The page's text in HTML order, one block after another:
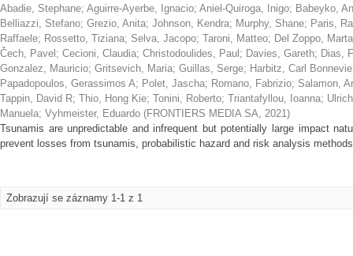
Abadie, Stephane; Aguirre-Ayerbe, Ignacio; Aniel-Quiroga, Inigo; Babeyko,
Belliazzi, Stefano; Grezio, Anita; Johnson, Kendra; Murphy, Shane; Paris,
Raffaele; Rossetto, Tiziana; Selva, Jacopo; Taroni, Matteo; Del Zoppo, Marta
Čech, Pavel ; Cecioni, Claudia; Christodoulides, Paul ; Davies, Gareth; Dias,
Gonzalez, Mauricio; Gritsevich, Maria; Guillas, Serge; Harbitz, Carl Bonnevie
Papadopoulos, Gerassimos A; Polet, Jascha; Romano, Fabrizio; Salamon,
Tappin, David R; Thio, Hong Kie; Tonini, Roberto; Triantafyllou, Ioanna;
Manuela; Vyhmeister, Eduardo (FRONTIERS MEDIA SA, 2021)
Tsunamis are unpredictable and infrequent but potentially large impact
prevent losses from tsunamis, probabilistic hazard and risk analysis
Zobrazují se záznamy 1-1 z 1